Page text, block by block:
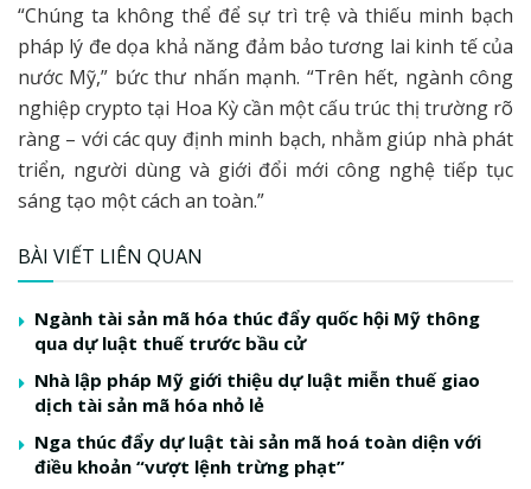
“Chúng ta không thể để sự trì trệ và thiếu minh bạch
pháp lý đe dọa khả năng đảm bảo tương lai kinh tế của
nước Mỹ,” bức thư nhấn mạnh. “Trên hết, ngành công
nghiệp crypto tại Hoa Kỳ cần một cấu trúc thị trường rõ
ràng – với các quy định minh bạch, nhằm giúp nhà phát
triển, người dùng và giới đổi mới công nghệ tiếp tục
sáng tạo một cách an toàn.”
BÀI VIẾT LIÊN QUAN
Ngành tài sản mã hóa thúc đẩy quốc hội Mỹ thông
qua dự luật thuế trước bầu cử
Nhà lập pháp Mỹ giới thiệu dự luật miễn thuế giao
dịch tài sản mã hóa nhỏ lẻ
Nga thúc đẩy dự luật tài sản mã hoá toàn diện với
điều khoản “vượt lệnh trừng phạt”